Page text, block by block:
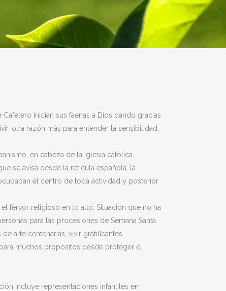
inician sus faenas a Dios dando gracias
otra razón más para entender la sensibilidad,
en cabeza de la Iglesia católica
se avisa desde la retícula española, la
el centro de toda actividad y posterior
fervor religioso en lo alto. Situación que no ha
para las procesiones de Semana Santa.
arte centenarias, vivir gratificantes
muchos propósitos desde proteger el
incluye representaciones infantiles en